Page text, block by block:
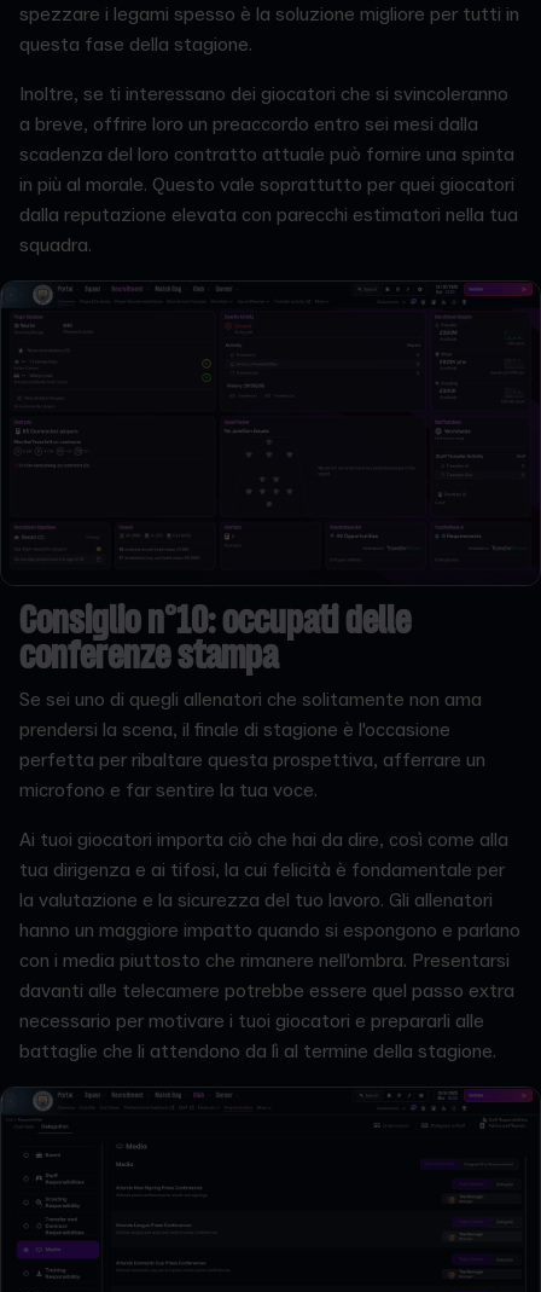
spezzare i legami spesso è la soluzione migliore per tutti in
questa fase della stagione.
Inoltre, se ti interessano dei giocatori che si svincoleranno
a breve, offrire loro un preaccordo entro sei mesi dalla
scadenza del loro contratto attuale può fornire una spinta
in più al morale. Questo vale soprattutto per quei giocatori
dalla reputazione elevata con parecchi estimatori nella tua
squadra.
Consiglio n°10: occupati delle
conferenze stampa
Se sei uno di quegli allenatori che solitamente non ama
prendersi la scena, il finale di stagione è l'occasione
perfetta per ribaltare questa prospettiva, afferrare un
microfono e far sentire la tua voce.
Ai tuoi giocatori importa ciò che hai da dire, così come alla
tua dirigenza e ai tifosi, la cui felicità è fondamentale per
la valutazione e la sicurezza del tuo lavoro. Gli allenatori
hanno un maggiore impatto quando si espongono e parlano
con i media piuttosto che rimanere nell'ombra. Presentarsi
davanti alle telecamere potrebbe essere quel passo extra
necessario per motivare i tuoi giocatori e prepararli alle
battaglie che li attendono da lì al termine della stagione.